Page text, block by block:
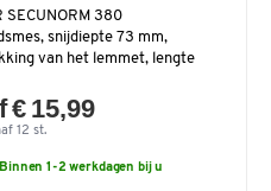
SECUNORM 380
snijdiepte 73 mm,
van het lemmet, lengte
€ 15,99
12 st.
Binnen 1-2 werkdagen bij u